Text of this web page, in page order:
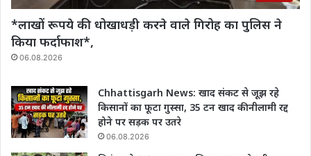
*लाखों रूपये की धोखाधड़ी करने वाले गिरोह का पुलिस ने
किया फर्दाफाश*,
06.08.2026
Chhattisgarh News: खाद संकट से जूझ रहे
किसानों का फूटा गुस्सा, 35 टन खाद की नीलामी रद्द
होने पर सड़क पर उतरे
06.08.2026